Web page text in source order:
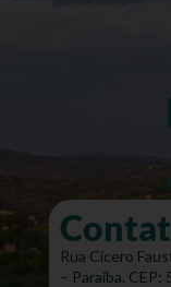
Rua Cícero
– Paraíba. CEP: